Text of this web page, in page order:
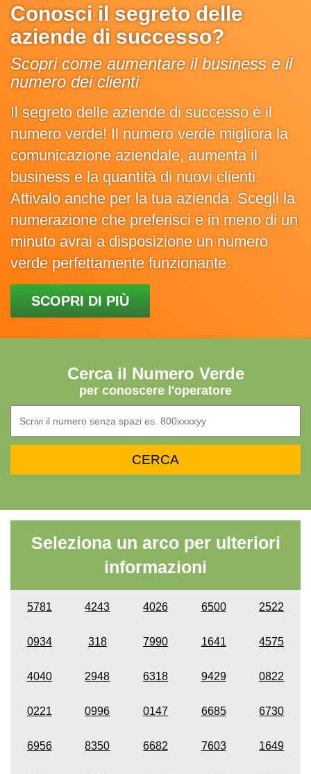
Conosci il segreto delle
aziende di successo?
Scopri come aumentare il business e il
numero dei clienti
Il segreto delle aziende di successo è il
numero verde! Il numero verde migliora la
comunicazione aziendale, aumenta il
business e la quantità di nuovi clienti.
Attivalo anche per la tua azienda. Scegli la
numerazione che preferisci e in meno di un
minuto avrai a disposizione un numero
verde perfettamente funzionante.
SCOPRI DI PIÙ
Cerca il Numero Verde
per conoscere l'operatore
Seleziona un arco per ulteriori
informazioni
5781 4243 4026 6500 2522
0934 318 7990 1641 4575
4040 2948 6318 9429 0822
0221 0996 0147 6685 6730
6956 8350 6682 7603 1649